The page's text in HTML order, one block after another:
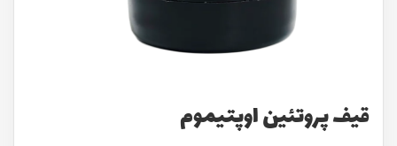
قیف پروتئین اوپتیموم